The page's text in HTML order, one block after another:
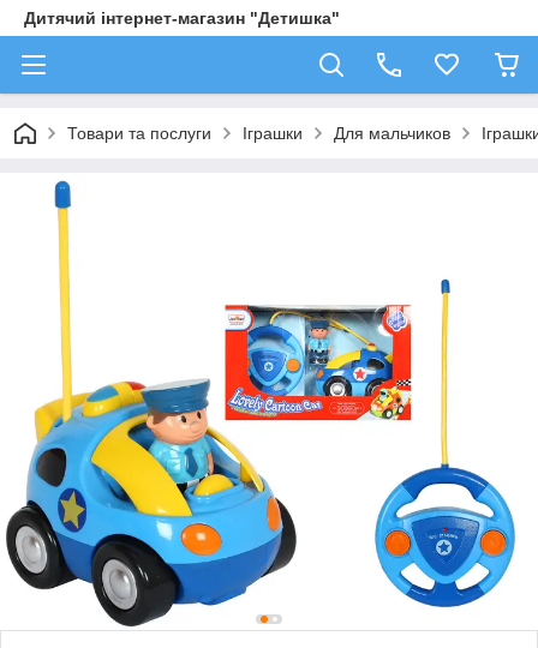
Дитячий інтернет-магазин "Детишка"
Товари та послуги Іграшки Для мальчиков